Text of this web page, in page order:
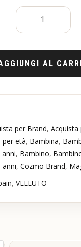
AL
per Brand, Acquista
per età, Bambina,
anni, Bambino,
anni, Cozmo Brand,
, VELLUTO